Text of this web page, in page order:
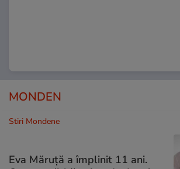
MONDEN
Stiri Mondene
Eva Măruță a împlinit 11 ani.